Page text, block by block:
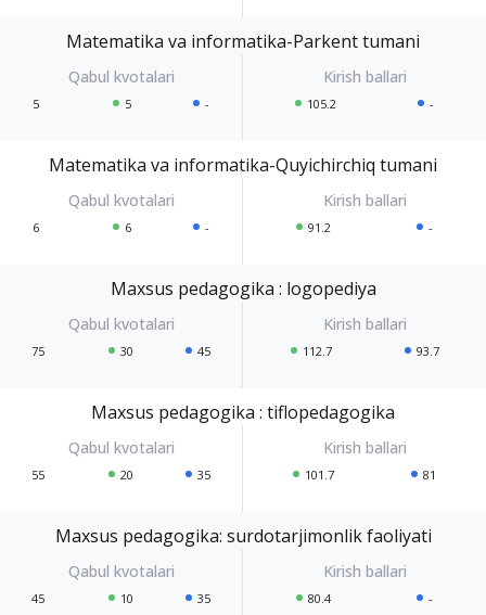
Matematika va informatika-Parkent tumani
5 5 - 105.2 -
Matematika va informatika-Quyichirchiq tumani
6 6 - 91.2 -
Maxsus pedagogika : logopediya
75 30 45 112.7 93.7
Maxsus pedagogika : tiflopedagogika
55 20 35 101.7 81
Maxsus pedagogika: surdotarjimonlik faoliyati
45 10 35 80.4 -